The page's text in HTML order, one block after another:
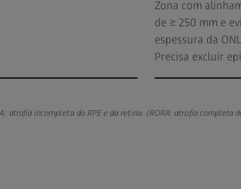
Zona com
de ≥ 250 mm e
espessura da
Precisa excluir
atrofia incompleta do RPE e da retina. cRORA: atrofia